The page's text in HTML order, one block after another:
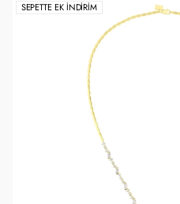
SEPETTE EK İNDIRIM